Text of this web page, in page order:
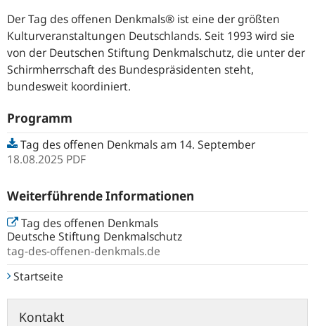
Der Tag des offenen Denkmals® ist eine der größten
Kulturveranstaltungen Deutschlands. Seit 1993 wird sie
von der Deutschen Stiftung Denkmalschutz, die unter der
Schirmherrschaft des Bundespräsidenten steht,
bundesweit koordiniert.
Programm
Tag des offenen Denkmals am 14. September
18.08.2025 PDF
Weiterführende Informationen
Tag des offenen Denkmals
Deutsche Stiftung Denkmalschutz
tag-des-offenen-denkmals.de
Startseite
Kontakt